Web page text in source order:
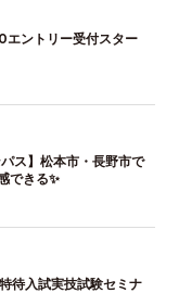
エントリー受付スター
ス】松本市・長野市で
できる✨
待入試実技試験セミナ